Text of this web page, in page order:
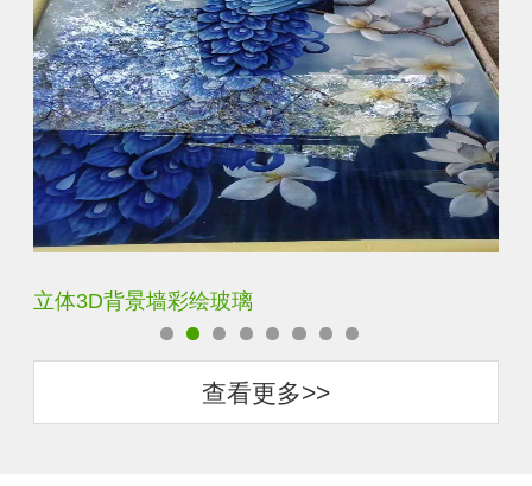
立体3D背景墙彩绘玻璃
查看更多>>